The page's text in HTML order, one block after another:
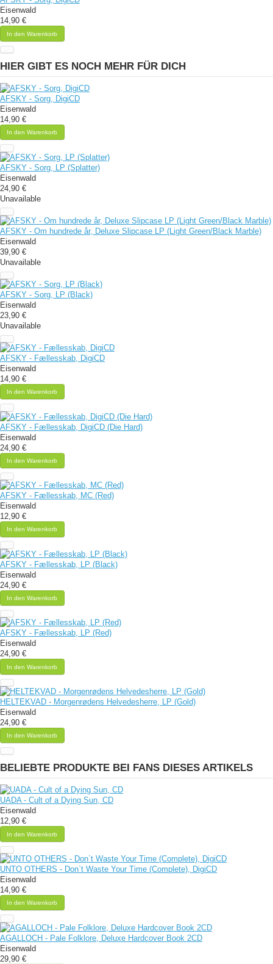
Eisenwald
14,90 €
In den Warenkorb
HIER GIBT ES NOCH MEHR FÜR DICH
AFSKY - Sorg, DigiCD
Eisenwald
14,90 €
In den Warenkorb
AFSKY - Sorg, LP (Splatter)
Eisenwald
24,90 €
Unavailable
AFSKY - Om hundrede år, Deluxe Slipcase LP (Light Green/Black Marble)
Eisenwald
39,90 €
Unavailable
AFSKY - Sorg, LP (Black)
Eisenwald
23,90 €
Unavailable
AFSKY - Fællesskab, DigiCD
Eisenwald
14,90 €
In den Warenkorb
AFSKY - Fællesskab, DigiCD (Die Hard)
Eisenwald
24,90 €
In den Warenkorb
AFSKY - Fællesskab, MC (Red)
Eisenwald
12,90 €
In den Warenkorb
AFSKY - Fællesskab, LP (Black)
Eisenwald
24,90 €
In den Warenkorb
AFSKY - Fællesskab, LP (Red)
Eisenwald
24,90 €
In den Warenkorb
HELTEKVAD - Morgenrødens Helvedesherre, LP (Gold)
Eisenwald
24,90 €
In den Warenkorb
BELIEBTE PRODUKTE BEI FANS DIESES ARTIKELS
UADA - Cult of a Dying Sun, CD
Eisenwald
12,90 €
In den Warenkorb
UNTO OTHERS - Don`t Waste Your Time (Complete), DigiCD
Eisenwald
14,90 €
In den Warenkorb
AGALLOCH - Pale Folklore, Deluxe Hardcover Book 2CD
Eisenwald
29,90 €